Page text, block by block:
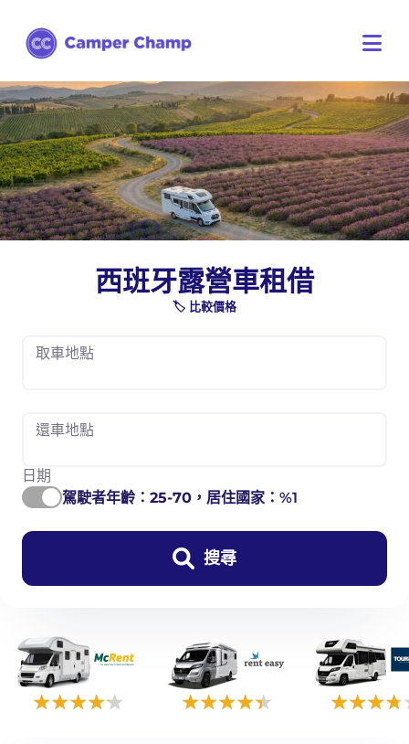
西班牙露營車租借
🏷️ 比較價格
取車地點
還車地點
日期
駕駛者年齡： 25-70 ，居住國家：%1
搜尋